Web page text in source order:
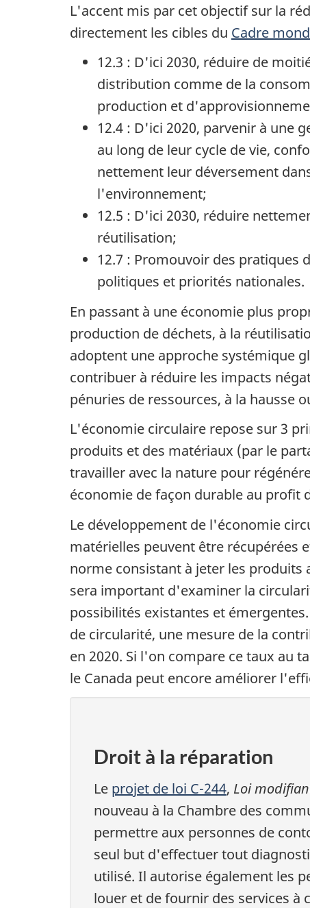
L'accent mis par cet objectif sur la
directement les cibles du Cadre
12.3 : D'ici 2030, réduire de
distribution comme de la
production et
12.4 : D'ici 2020, parvenir à une
au long de leur cycle de vie,
nettement leur déversement
l'environnement;
12.5 : D'ici 2030, réduire
réutilisation;
12.7 : Promouvoir des pratiques
politiques et priorités nationales.
En passant à une économie plus
production de déchets, à la
adoptent une approche systémique
contribuer à réduire les impacts
pénuries de ressources, à la hausse
L'économie circulaire repose sur 3
produits et des matériaux (par le
travailler avec la nature pour
économie de façon durable au profit
Le développement de l'économie
matérielles peuvent être récupérées
norme consistant à jeter les produits
sera important d'examiner la
possibilités existantes et
de circularité, une mesure de la
en 2020. Si l'on compare ce taux au
le Canada peut encore améliorer
Droit à la réparation
Le projet de loi C-244, Loi
nouveau à la Chambre des
permettre aux personnes de
seul but d'effectuer tout
utilisé. Il autorise également les
louer et de fournir des services à